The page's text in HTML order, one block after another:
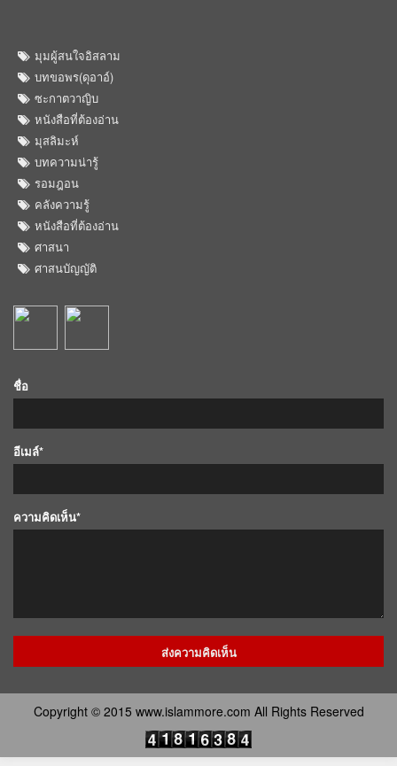
มุมผู้สนใจอิสลาม
บทขอพร(ดุอาอ์)
ซะกาตวาญิบ
หนังสือที่ต้องอ่าน
มุสลิมะห์
บทความน่ารู้
รอมฎอน
คลังความรู้
หนังสือที่ต้องอ่าน
ศาสนา
ศาสนบัญญัติ
ชื่อ
อีเมล์*
ความคิดเห็น*
Copyright © 2015 www.islammore.com All Rights Reserved